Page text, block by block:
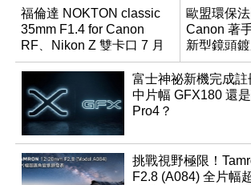
福倫達 NOKTON classic
35mm F1.4 for Canon
RF、Nikon Z 雙卡口 7 月
同步登台
歐盟環保
Canon 著
新型鏡頭
富士神祕新機完成
中片幅 GFX180 還
Pro4？
挑戰視野極限！
F2.8 (A084) 全片幅